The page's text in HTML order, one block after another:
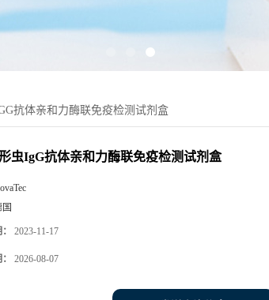
抗体亲和力酶联免疫检测试剂盒
虫IgG抗体亲和力酶联免疫检测试剂盒
2023-11-17
2026-08-07